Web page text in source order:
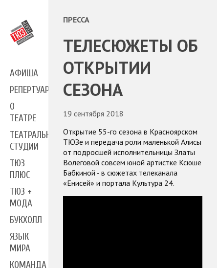
АФИША
РЕПЕРТУАР
О
ТЕАТРЕ
ТЕАТРАЛЬНЫЕ
СТУДИИ
ТЮЗ
ПЛЮС
ТЮЗ +
МОДА
БУКХОЛЛ
ЯЗЫК
МИРА
КОМАНДА
ПРЕССА
ТЕЛЕСЮЖЕТЫ ОБ
ОТКРЫТИИ
СЕЗОНА
19 сентября 2018
Открытие 55-го сезона в Красноярском
ТЮЗе и передача роли маленькой Алисы
от подросшей исполнительницы Златы
Волеговой совсем юной артистке Ксюше
Бабкиной - в сюжетах телеканала
«Енисей» и портала Культура 24.